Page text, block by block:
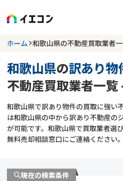
訳あり物件に強い業者を
和歌山県
703
更新日 :2026年07月31日
業者を探す
ホーム 和歌山県の不動産買取業者
和歌山県の訳あり物
不動産買取業者一覧
和歌山県で訳あり物件の買取に強い
は和歌山県の中から訳あり不動産の
が可能です。和歌山県で買取業者選
無料売却相談窓口にご連絡ください。
現在の検索条件